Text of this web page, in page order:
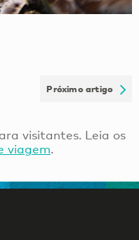
Próximo artigo
visitantes. Leia os
viagem.